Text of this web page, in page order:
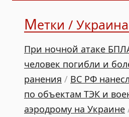
Метки / Украина
При ночной атаке
человек погибли и
ранения / ВС РФ
по объектам ТЭК и
аэродрому на Украине